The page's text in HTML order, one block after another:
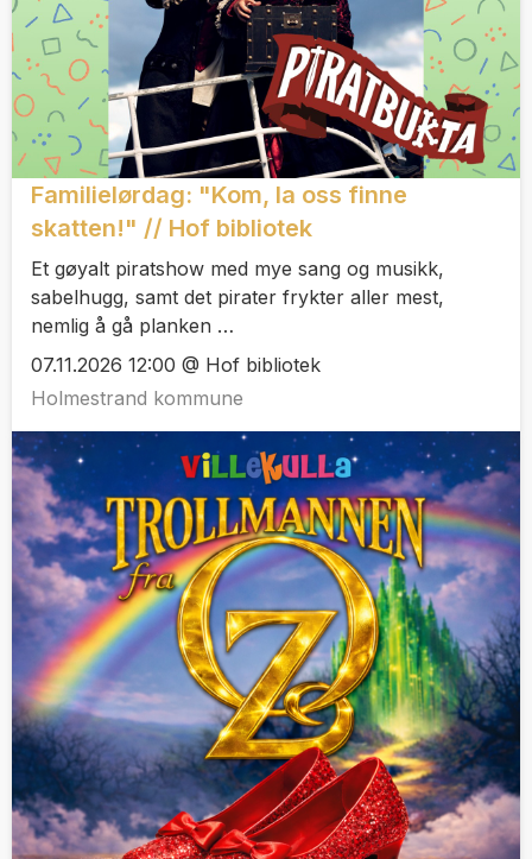
Familielørdag: "Kom, la oss finne
skatten!" // Hof bibliotek
Et gøyalt piratshow med mye sang og musikk,
sabelhugg, samt det pirater frykter aller mest,
nemlig å gå planken …
07.11.2026 12:00 @ Hof bibliotek
Holmestrand kommune